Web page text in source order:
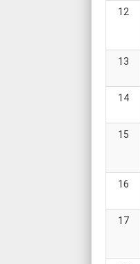
12
13
14
15
16
17